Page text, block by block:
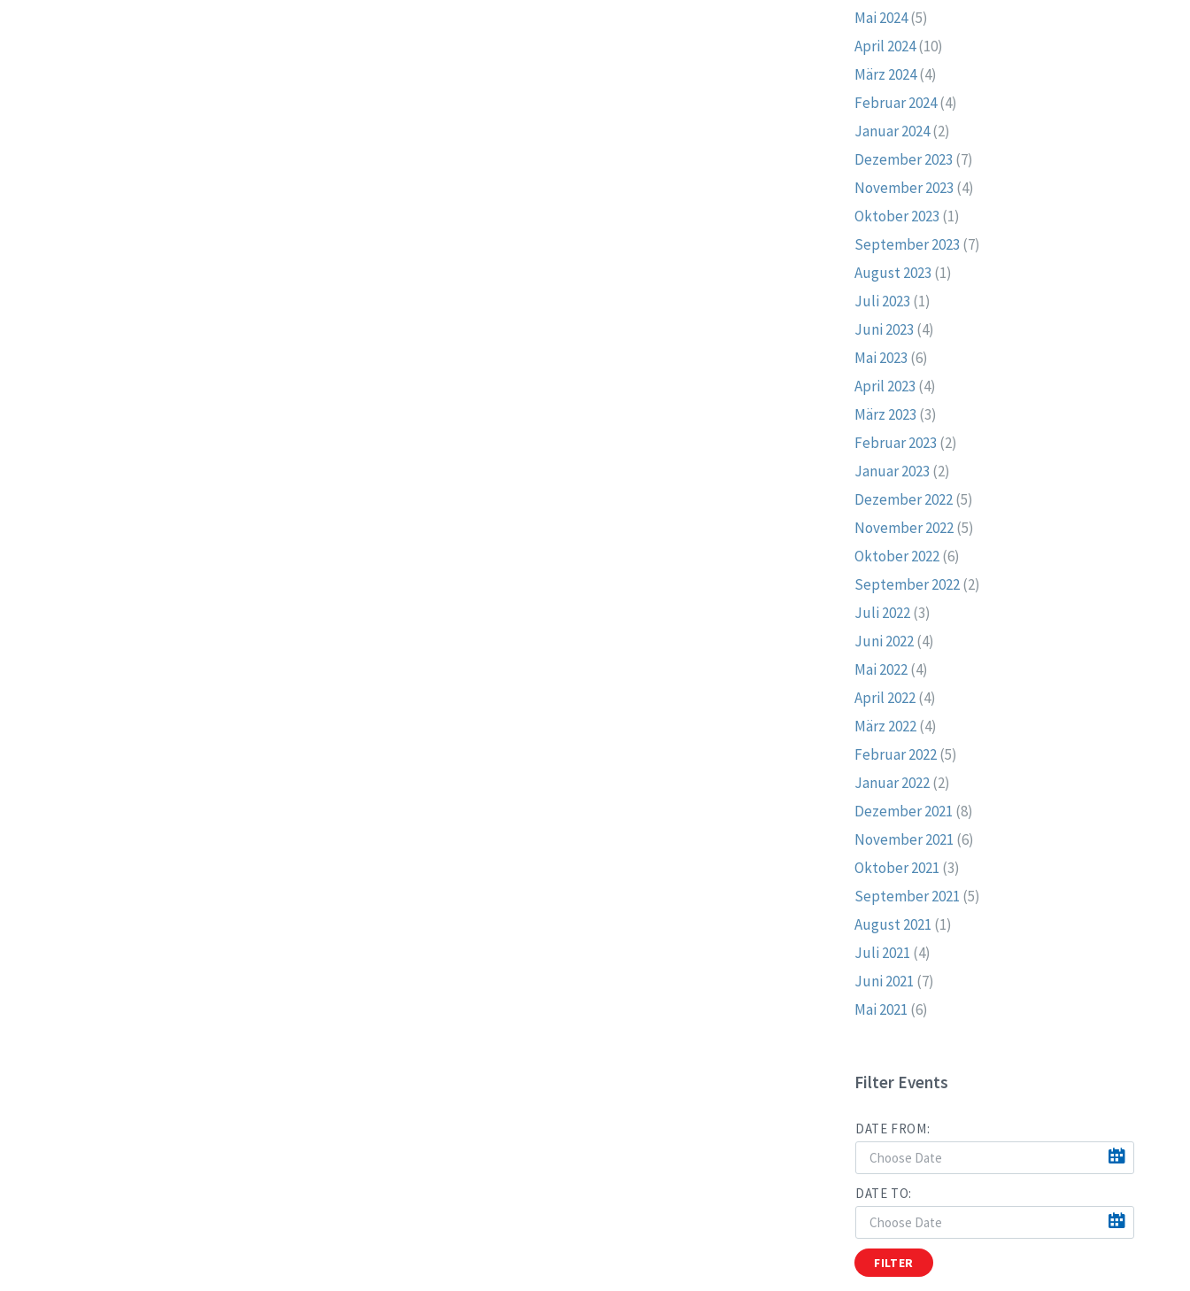
Mai 2024(5)
April 2024(10)
März 2024(4)
Februar 2024(4)
Januar 2024(2)
Dezember 2023 (7)
November 2023 (4)
Oktober 2023 (1)
September 2023 (7)
August 2023 (1)
Juli 2023 (1)
Juni 2023 (4)
Mai 2023 (6)
April 2023 (4)
März 2023 (3)
Februar 2023 (2)
Januar 2023 (2)
Dezember 2022(5)
November 2022(5)
Oktober 2022(6)
September 2022(2)
Juli 2022(3)
Juni 2022(4)
Mai 2022(4)
April 2022(4)
März 2022(4)
Februar 2022(5)
Januar 2022(2)
Dezember 2021 (8)
November 2021 (6)
Oktober 2021 (3)
September 2021 (5)
August 2021 (1)
Juli 2021 (4)
Juni 2021 (7)
Mai 2021 (6)
Filter Events
DATE FROM:
DATE TO:
FILTER